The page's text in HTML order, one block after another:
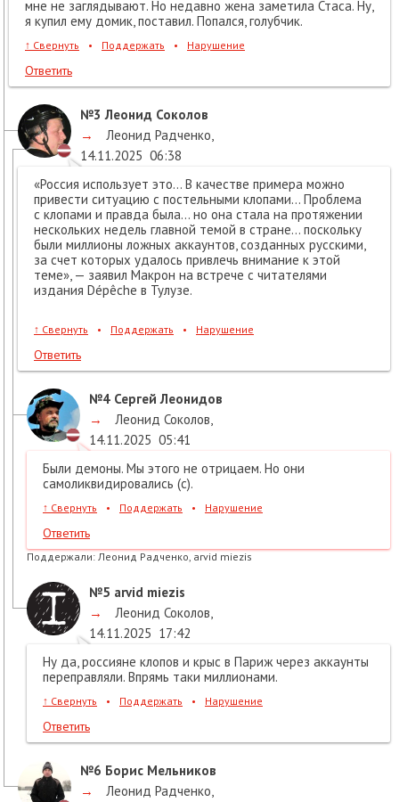
мне не заглядывают. Но недавно жена заметила Стаса. Ну,
я купил ему домик, поставил. Попался, голубчик.
↑ Свернуть • Поддержать • Нарушение
Ответить
№3 Леонид Соколов
→
Леонид Радченко,
14.11.2025 06:38
«Россия использует это… В качестве примера можно
привести ситуацию с постельными клопами… Проблема
с клопами и правда была… но она стала на протяжении
нескольких недель главной темой в стране… поскольку
были миллионы ложных аккаунтов, созданных русскими,
за счет которых удалось привлечь внимание к этой
теме», — заявил Макрон на встрече с читателями
издания Dépêche в Тулузе.
↑ Свернуть • Поддержать • Нарушение
Ответить
№4 Сергей Леонидов
→
Леонид Соколов,
14.11.2025 05:41
Были демоны. Мы этого не отрицаем. Но они
самоликвидировались (с).
↑ Свернуть • Поддержать • Нарушение
Ответить
Поддержали: Леонид Радченко, arvid miezis
№5 arvid miezis
→
Леонид Соколов,
14.11.2025 17:42
Ну да, россияне клопов и крыс в Париж через аккаунты
переправляли. Впрямь таки миллионами.
↑ Свернуть • Поддержать • Нарушение
Ответить
№6 Борис Мельников
→
Леонид Радченко,